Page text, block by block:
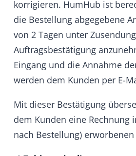
b) Folgen des Widerrufs
Wenn Sie diesen Vertrag
wir Ihnen alle Zahlungen, die wir
erhalten haben, einschließlich der
Lieferkosten (mit Ausnahme der
Kosten, die sich daraus ergeben,
angebotene, günstigste
gewählt haben), unverzüglich und
binnen vierzehn Tagen ab dem Tag